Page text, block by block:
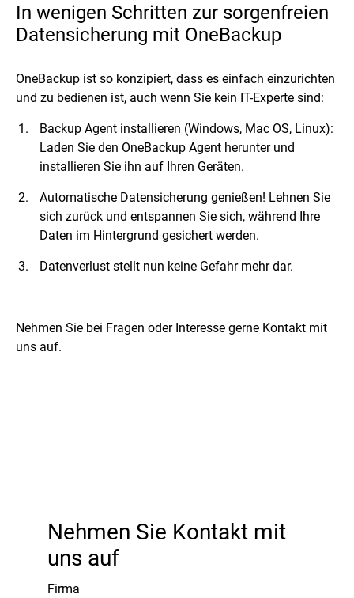
In wenigen Schritten zur sorgenfreien
Datensicherung mit OneBackup
OneBackup ist so konzipiert, dass es einfach einzurichten
und zu bedienen ist, auch wenn Sie kein IT-Experte sind:
Backup Agent installieren (Windows, Mac OS, Linux):
Laden Sie den OneBackup Agent herunter und
installieren Sie ihn auf Ihren Geräten.
Automatische Datensicherung genießen! Lehnen Sie
sich zurück und entspannen Sie sich, während Ihre
Daten im Hintergrund gesichert werden.
Datenverlust stellt nun keine Gefahr mehr dar.
Nehmen Sie bei Fragen oder Interesse gerne Kontakt mit
uns auf.
Nehmen Sie Kontakt mit
uns auf
Firma